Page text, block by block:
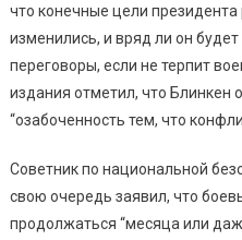
что конечные цели
изменились, и вряд ли он
переговоры, если не терпит
издания отметил, что Блинкен
“озабоченность тем, что
Советник по национальной
свою очередь заявил, что
продолжаться “месяца или